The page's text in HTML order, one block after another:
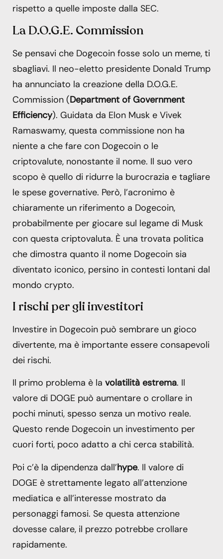
rispetto a quelle imposte dalla SEC.
La D.O.G.E. Commission
Se pensavi che Dogecoin fosse solo un meme, ti
sbagliavi. Il neo-eletto presidente Donald Trump
ha annunciato la creazione della D.O.G.E.
Commission (Department of Government
Efficiency). Guidata da Elon Musk e Vivek
Ramaswamy, questa commissione non ha
niente a che fare con Dogecoin o le
criptovalute, nonostante il nome. Il suo vero
scopo è quello di ridurre la burocrazia e tagliare
le spese governative. Però, l’acronimo è
chiaramente un riferimento a Dogecoin,
probabilmente per giocare sul legame di Musk
con questa criptovaluta. È una trovata politica
che dimostra quanto il nome Dogecoin sia
diventato iconico, persino in contesti lontani dal
mondo crypto.
I rischi per gli investitori
Investire in Dogecoin può sembrare un gioco
divertente, ma è importante essere consapevoli
dei rischi.
Il primo problema è la volatilità estrema. Il
valore di DOGE può aumentare o crollare in
pochi minuti, spesso senza un motivo reale.
Questo rende Dogecoin un investimento per
cuori forti, poco adatto a chi cerca stabilità.
Poi c’è la dipendenza dall’hype. Il valore di
DOGE è strettamente legato all’attenzione
mediatica e all’interesse mostrato da
personaggi famosi. Se questa attenzione
dovesse calare, il prezzo potrebbe crollare
rapidamente.